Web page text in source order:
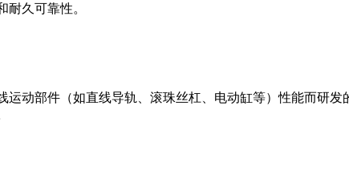
久可靠性。
运动部件（如直线导轨、滚珠丝杠、电动缸等）性能而研